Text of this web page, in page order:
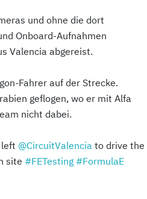
und ohne die dort
Onboard-Aufnahmen
Valencia abgereist.
Fahrer auf der Strecke.
geflogen, wo er mit Alfa
nicht dabei.
@CircuitValencia to drive the
site #FETesting #FormulaE